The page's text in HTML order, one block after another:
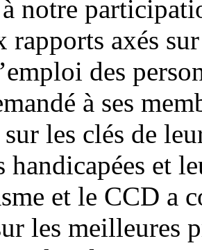
à notre
rapports axés
des
à ses
les clés de
handicapées et
et le CCD a
les meilleures